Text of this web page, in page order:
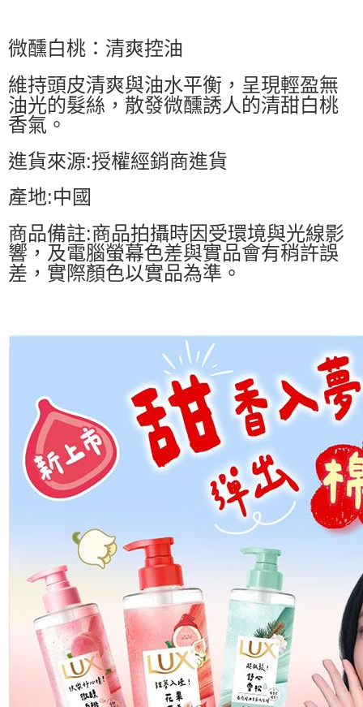
微醺白桃：清爽控油
維持頭皮清爽與油水平衡，呈現輕盈無
油光的髮絲，散發微醺誘人的清甜白桃
香氣。
進貨來源:授權經銷商進貨
產地:中國
商品備註:商品拍攝時因受環境與光線影
響，及電腦螢幕色差與實品會有稍許誤
差，實際顏色以實品為準。